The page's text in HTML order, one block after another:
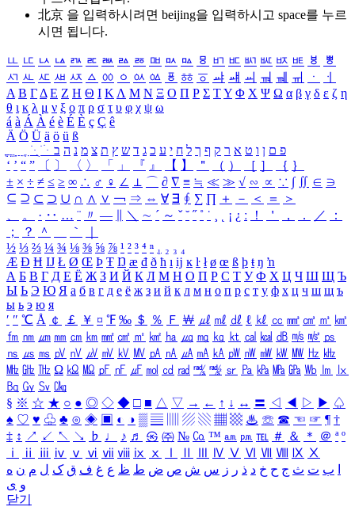
北京 을 입력하시려면 beijing을 입력하시고 space를 누르
시면 됩니다.
ㅥ ㅦ ㅧ ㅨ ㅩ ㅪ ㅫ ㅬ ㅭ ㅮ ㅯ ㅰ ㅱ ㅲ ㅳ ㅴ ㅵ ㅶ ㅷ ㅸ
ㅹ
ㅺ ㅻ ㅼ ㅽ ㅾ ㅿ ㆀ ㆁ ㆂ ㆃ ㆄ ㆅ ㆆ ㆇ ㆈ ㆉ ㆊ ㆋ ㆌ ㆍ
ㆎ
Α Β ΓΔ Ε Ζ Η Θ Ι ΚΛ Μ Ν Ξ Ο Π Ρ Σ ΤΥ Φ Χ Ψ Ω α β γ δ ε ζ η
θ ι κ λ μ ν ξ ο π ρ σ τ υ φ χ ψ ω
á à Á À é è É È ç Ç ê
Ä Ö Ü ä ö ü ß
ִֶֹ ֻּ ׁׂ פ ם ן ו ט א ר ק ף ך ל ח י ע כ ג ד ש ץ ת צ מ נ ה ב
‘ ’ “ ” 〔 〕 〈 〉 「 」 『 』 【 】 ＂ （ ） ［ ］ ｛ ｝
± × ÷ ≠ ≤ ≥ ∞ ∴ ♂ ♀ ∠ ⊥ ⌒ ∂ ∇ ≡ ≒ ≪ ≫ √ ∽ ∝ ∵ ∫ ∬ ∈ ∋
⊆ ⊇ ⊂ ⊃ ∪ ∩ ∧ ∨ ￢ ⇒ ⇔ ∀ ∃ ∮ ∑ ∏ ＋ － ＜ ＝
＞
、
。 · ‥ … ¨ 〃 ― ＼ ∼ ´ ～ ˇ ˘ ˝ ˚ ˙ ¸ ¡ ¿ ː ！ ＇ ， ． ／
：
；
？ ＾ ｀
½ ⅓ ⅔ ¼ ¾ ⅛ ⅜ ⅝ ⅞ ¹ ² ³ ⁴ ⁿ ₁ ₂ ₃ ₄
Æ Ð Ħ Ĳ Ł Ø Œ Þ Ŧ Ŋ æ đ ð ħ ı ĳ ĸ ŀ ł ø œ ß þ ŧ ŋ ŉ
А Б В Г Д Е Ё Ж З И Й К Л М Н О П Р С Т У Ф Х Ц Ч Ш Щ Ъ
Ы Ь Э Ю Я а б в г д е ё ж з и й к л м н о п р с т у ф х ц ч ш щ ъ
ы ь э ю я
′ ″ ℃ Å ￠ ￡ ￥ ¤ ℉ ‰ ＄ ％ Ｆ ￦ ㎕ ㎖ ㎗ ℓ ㎘ ㏄ ㎣ ㎤ ㎥ ㎦
㎙ ㎚ ㎛ ㎜ ㎝ ㎞ ㎟ ㎠ ㎡ ㎢ ㏊ ㎍ ㎎ ㎏ ㏏ ㎈ ㎉ ㏈ ㎧ ㎨ ㎰
㎱ ㎲ ㎳ ㎴ ㎵ ㎶ ㎷ ㎸ ㎹ ㎀ ㎁ ㎂ ㎃ ㎄ ㎺ ㎻ ㎽ ㎾ ㎿ ㎐ ㎑
㎒ ㎓ ㎔ Ω ㏀ ㏁ ㎊ ㎋ ㎌ ㏖ ㏅ ㎭ ㎮ ㎯ ㏛ ㎩ ㎪ ㎫ ㎬ ㏝ ㏐
㏓
㏃ ㏉ ㏜ ㏆
§ ※ ☆ ★ ○ ● ◎ ◇ ◆ □ ■ △ ▽ → ← ↑ ↓ ↔ 〓 ◁ ◀ ▷ ▶ ♤
♠ ♡ ♥ ♧ ♣ ⊙ ◈ ▣ ◐ ◑ ▒ ▤ ▨ ▧ ▦ ▩ ♨ ☏ ☎ ☜ ☞ ¶ †
‡ ↕ ↗ ↙ ↖ ↘ ♭ ♩ ♪ ♬ ㉿ ㈜ № ㏇ ™ ㏂ ㏘ ℡ ＃ ＆ ＊ ＠ ª º
ⅰ
ⅱ ⅲ ⅳ ⅴ ⅵ ⅶ ⅷ ⅸ ⅹ Ⅳ Ⅴ Ⅵ Ⅶ Ⅷ Ⅸ Ⅹ
ب ت ث ج ح خ د ذ ر ز س ش ص ض ط ظ ع غ ف ق ک ل م ن ه
و ی
닫기